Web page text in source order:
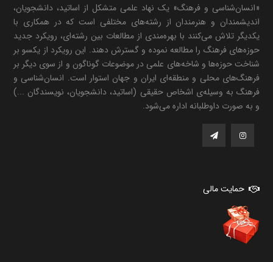
«انسان‌شناسی و فرهنگ» یک نهاد علمی متشکل از اساتید، دانشجویان،
اندیشمندان و هنرمندان از رشته‌های مختلفی است که در همکاری با
یکدیگر تلاش می‌کنند با بهره‌مندی از مطالعات بین رشته‌ای، رویکرد جدید
حوزه‌های فرهنگ را مطالعه نموده و گسترش دهند. این رویکرد از یکسو بر
شناخت حوزه‌ها و شاخه‌های علمی در موضوعات گوناگون و از سوی دیگر بر
فرهنگ‌های محلی و منطقه‌ای ایران و جهان استوار است. انسان‌شناسی و
فرهنگ به وسیله‌ی اشخاص حقیقی (اساتید، دانشجویان، نویسندگان ...)
و به صورت داوطلبانه اداره می‌شود.
حمایت مالی